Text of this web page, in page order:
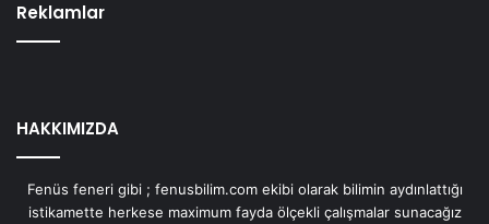
Reklamlar
HAKKIMIZDA
Fenüs feneri gibi ; fenusbilim.com ekibi olarak bilimin aydınlattığı
istikamette herkese maximum fayda ölçekli çalışmalar sunacağız